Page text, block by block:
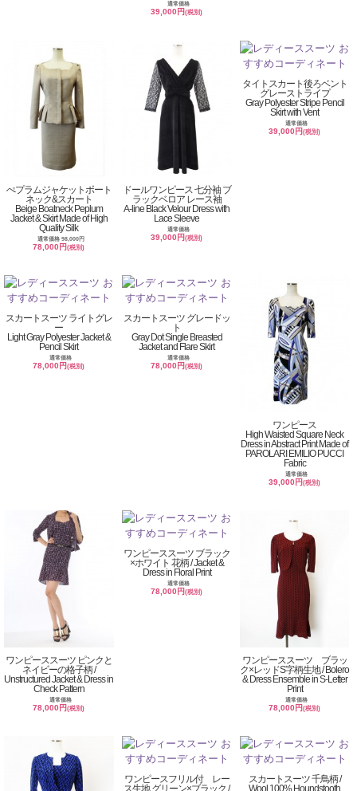
通常価格
39,000円(税別)
ぺプラムジャケットボート
ネック&スカート
Beige Boatneck Peplum
Jacket & Skirt Made of High
Quality Silk
通常価格 98,000円
78,000円(税別)
ドールワンピース 七分袖 ブ
ラックベロア レース袖
A-line Black Velour Dress with
Lace Sleeve
通常価格
39,000円(税別)
タイトスカート後ろベント
グレーストライプ
Gray Polyester Stripe Pencil
Skirt with Vent
通常価格
39,000円(税別)
スカートスーツ ライトグレ
ー
Light Gray Polyester Jacket &
Pencil Skirt
通常価格
78,000円(税別)
スカートスーツ グレードッ
ト
Gray Dot Single Breasted
Jacket and Flare Skirt
通常価格
78,000円(税別)
ワンピース
High Waisted Square Neck
Dress in Abstract Print Made of
PAROLARI EMILIO PUCCI
Fabric
通常価格
39,000円(税別)
ワンピーススーツ ピンクと
ネイビーの格子柄 /
Unstructured Jacket & Dress in
Check Pattern
通常価格
78,000円(税別)
ワンピーススーツ ブラック
×ホワイト 花柄 / Jacket &
Dress in Floral Print
通常価格
78,000円(税別)
ワンピーススーツ ブラッ
ク×レッドS字柄生地 / Bolero
& Dress Ensemble in S-Letter
Print
通常価格
78,000円(税別)
ワンピースフリル付 レー
スカートスーツ 千鳥柄 /